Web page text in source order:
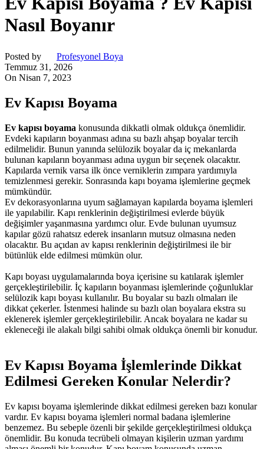
Nasıl Boyanır
Posted by
Profesyonel Boya
Temmuz 31, 2026
On Nisan 7, 2023
Ev Kapısı Boyama
Ev kapısı boyama konusunda dikkatli olmak oldukça önemlidir.
Evdeki kapıların boyanması adına su bazlı ahşap boyalar tercih
edilmelidir. Bunun yanında selülozik boyalar da iç mekanlarda
bulunan kapıların boyanması adına uygun bir seçenek olacaktır.
Kapılarda vernik varsa ilk önce verniklerin zımpara yardımıyla
temizlenmesi gerekir. Sonrasında kapı boyama işlemlerine geçmek
mümkündür.
Ev dekorasyonlarına uyum sağlamayan kapılarda boyama işlemleri
ile yapılabilir. Kapı renklerinin değiştirilmesi evlerde büyük
değişimler yaşanmasına yardımcı olur. Evde bulunan uyumsuz
kapılar gözü rahatsız ederek insanların mutsuz olmasına neden
olacaktır. Bu açıdan av kapısı renklerinin değiştirilmesi ile bir
bütünlük elde edilmesi mümkün olur.
Kapı boyası uygulamalarında boya içerisine su katılarak işlemler
gerçekleştirilebilir. İç kapıların boyanması işlemlerinde çoğunluklar
selülozik kapı boyası kullanılır. Bu boyalar su bazlı olmaları ile
dikkat çekerler. İstenmesi halinde su bazlı olan boyalara ekstra su
eklenerek işlemler gerçekleştirilebilir. Ancak boyalara ne kadar su
ekleneceği ile alakalı bilgi sahibi olmak oldukça önemli bir konudur.
Ev Kapısı Boyama İşlemlerinde Dikkat
Edilmesi Gereken Konular Nelerdir?
Ev kapısı boyama işlemlerinde dikkat edilmesi gereken bazı konular
vardır. Ev kapısı boyama işlemleri normal badana işlemlerine
benzemez. Bu sebeple özenli bir şekilde gerçekleştirilmesi oldukça
önemlidir. Bu konuda tecrübeli olmayan kişilerin uzman yardımı